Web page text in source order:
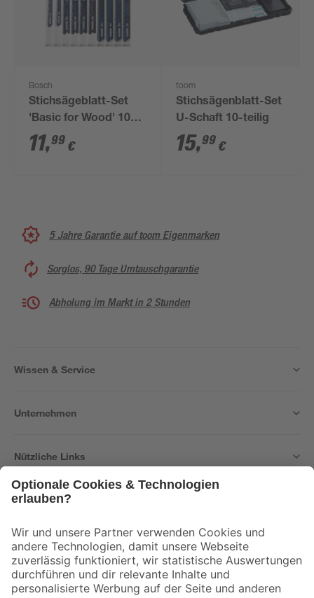
Bosch
Stichsägeblatt-Set
'Basic for Wood' 10-
teilig
11,99 €
toom
Stichsägenblatt-Set
U-Schaft 10-teilig
15,99 €
5 Jahre Garantie auf toom Eigenmarken
Sorglos, 90 Tage Umtauschgarantie
Abholung im Markt in 2 Stunden
Wissen & Service
Unternehmen
Nützliche Links
Der toom Newsletter: Keine Angebote und Aktionen mehr verpassen!
Zur Newsletter Anmeldung